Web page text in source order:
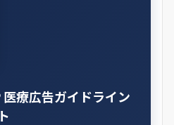
療広告ガイドライン